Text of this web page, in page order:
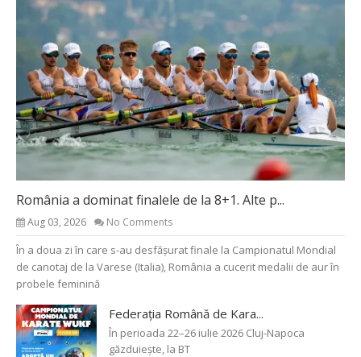
România a dominat finalele de la 8+1. Alte p...
Aug 03, 2026 No Comments
În a doua zi în care s-au desfășurat finale la Campionatul Mondial
de canotaj de la Varese (Italia), România a cucerit medalii de aur în
probele feminină
Federația Română de Kara...
În perioada 22–26 iulie 2026 Cluj-Napoca
găzduiește, la BT